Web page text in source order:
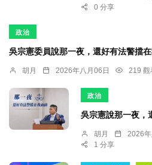
0 分享
政治
吳宗憲委員說那一夜，還好有法警擋
胡月 2026年八月06日 219 觀
政治
吳宗憲說那一夜，
胡月 2026
1 分享